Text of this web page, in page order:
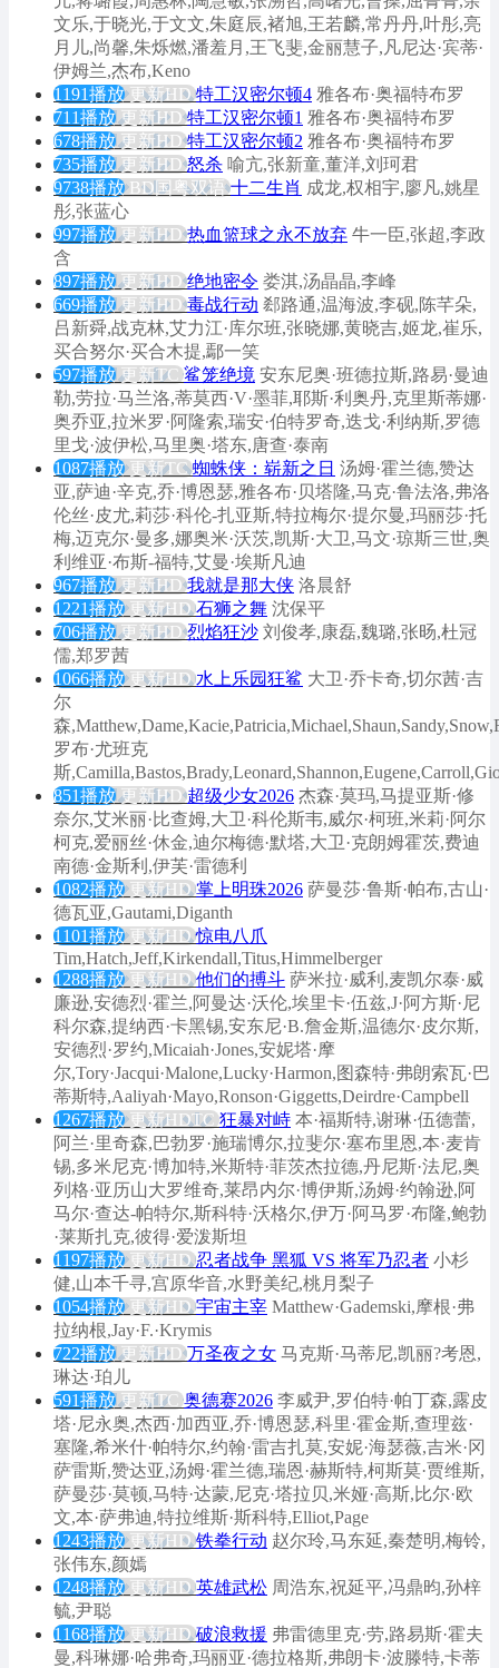
文乐,于晓光,于文文,朱庭辰,褚旭,王若麟,常丹丹,叶彤,亮
月儿,尚馨,朱烁燃,潘羞月,王飞斐,金丽慧子,凡尼达·宾蒂·
伊姆兰,杰布,Keno
1191播放 更新HD 特工汉密尔顿4 雅各布·奥福特布罗
711播放 更新HD 特工汉密尔顿1 雅各布·奥福特布罗
678播放 更新HD 特工汉密尔顿2 雅各布·奥福特布罗
735播放 更新HD 怒杀 喻亢,张新童,董洋,刘珂君
9738播放 BD国粤双语 十二生肖 成龙,权相宇,廖凡,姚星
彤,张蓝心
997播放 更新HD 热血篮球之永不放弃 牛一臣,张超,李政
含
897播放 更新HD 绝地密令 娄淇,汤晶晶,李峰
669播放 更新HD 毒战行动 郄路通,温海波,李砚,陈芊朵,
吕新舜,战克林,艾力江·库尔班,张晓娜,黄晓吉,姬龙,崔乐,
买合努尔·买合木提,鄢一笑
597播放 更新TC 鲨笼绝境 安东尼奥·班德拉斯,路易·曼迪
勒,劳拉·马兰洛,蒂莫西·V·墨菲,耶斯·利奥丹,克里斯蒂娜·
奥乔亚,拉米罗·阿隆索,瑞安·伯特罗奇,迭戈·利纳斯,罗德
里戈·波伊松,马里奥·塔东,唐查·泰南
1087播放 更新TC 蜘蛛侠：崭新之日 汤姆·霍兰德,赞达
亚,萨迪·辛克,乔·博恩瑟,雅各布·贝塔隆,马克·鲁法洛,弗洛
伦丝·皮尤,莉莎·科伦-扎亚斯,特拉梅尔·提尔曼,玛丽莎·托
梅,迈克尔·曼多,娜奥米·沃茨,凯斯·大卫,马文·琼斯三世,奥
利维亚·布斯-福特,艾曼·埃斯凡迪
967播放 更新HD 我就是那大侠 洛晨舒
1221播放 更新HD 石狮之舞 沈保平
706播放 更新HD 烈焰狂沙 刘俊孝,康磊,魏璐,张旸,杜冠
儒,郑罗茜
1066播放 更新HD 水上乐园狂鲨 大卫·乔卡奇,切尔茜·吉
尔
森
罗布·尤班克
斯
851播放 更新HD 超级少女2026 杰森·莫玛,马提亚斯·修
奈尔,艾米丽·比查姆,大卫·科伦斯韦,威尔·柯班,米莉·阿尔
柯克,爱丽丝·休金,迪尔梅德·默塔,大卫·克朗姆霍茨,费迪
南德·金斯利,伊芙·雷德利
1082播放 更新HD 掌上明珠2026 萨曼莎·鲁斯·帕布,古山·
德瓦亚,Gautami,Diganth
1101播放 更新HD 惊电八爪
Tim,Hatch,Jeff,Kirkendall,Titus,Himmelberger
1288播放 更新HD 他们的搏斗 萨米拉·威利,麦凯尔泰·威
廉逊,安德烈·霍兰,阿曼达·沃伦,埃里卡·伍兹,J·阿方斯·尼
科尔森,提纳西·卡黑锡,安东尼·B.詹金斯,温德尔·皮尔斯,
安德烈·罗约,Micaiah·Jones,安妮塔·摩
尔,Tory·Jacqui·Malone,Lucky·Harmon,图森特·弗朗索瓦·巴
蒂斯特,Aaliyah·Mayo,Ronson·Giggetts,Deirdre·Campbell
1267播放 更新HDTC 狂暴对峙 本·福斯特,谢琳·伍德蕾,
阿兰·里奇森,巴勃罗·施瑞博尔,拉斐尔·塞布里恩,本·麦肯
锡,多米尼克·博加特,米斯特·菲茨杰拉德,丹尼斯·法尼,奥
列格·亚历山大罗维奇,莱昂内尔·博伊斯,汤姆·约翰逊,阿
马尔·查达-帕特尔,斯科特·沃格尔,伊万·阿马罗·布隆,鲍勃
·莱斯扎克,彼得·爱泼斯坦
1197播放 更新HD 忍者战争 黑狐 VS 将军乃忍者 小杉
健,山本千寻,宫原华音,水野美纪,桃月梨子
1054播放 更新HD 宇宙主宰 Matthew·Gademski,摩根·弗
拉纳根,Jay·F.·Krymis
722播放 更新HD 万圣夜之女 马克斯·马蒂尼,凯丽?考恩,
琳达·珀儿
591播放 更新TC 奥德赛2026 李威尹,罗伯特·帕丁森,露皮
塔·尼永奥,杰西·加西亚,乔·博恩瑟,科里·霍金斯,查理兹·
塞隆,希米什·帕特尔,约翰·雷吉扎莫,安妮·海瑟薇,吉米·冈
萨雷斯,赞达亚,汤姆·霍兰德,瑞恩·赫斯特,柯斯莫·贾维斯,
萨曼莎·莫顿,马特·达蒙,尼克·塔拉贝,米娅·高斯,比尔·欧
文,本·萨弗迪,特拉维斯·斯科特,Elliot,Page
1243播放 更新HD 铁拳行动 赵尔玲,马东延,秦楚明,梅铃,
张伟东,颜嫣
1248播放 更新HD 英雄武松 周浩东,祝延平,冯鼎昀,孙梓
毓,尹聪
1168播放 更新HD 破浪救援 弗雷德里克·劳,路易斯·霍夫
曼,科琳娜·哈弗奇,玛丽亚·德拉格斯,弗朗卡·波滕特,卡蒂